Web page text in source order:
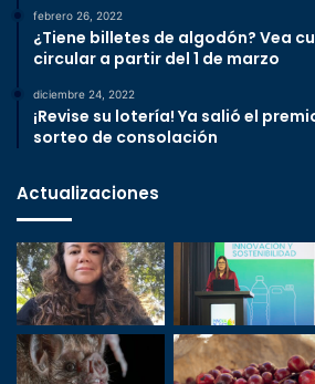
febrero 26, 2022
¿Tiene billetes de algodón? Vea
circular a partir del 1 de marzo
diciembre 24, 2022
¡Revise su lotería! Ya salió el
sorteo de consolación
Actualizaciones